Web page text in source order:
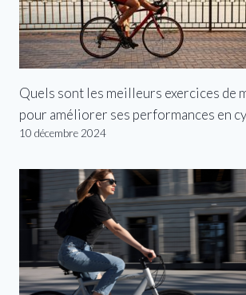
Quels sont les meilleurs exercices de
pour améliorer ses performances en
10 décembre 2024